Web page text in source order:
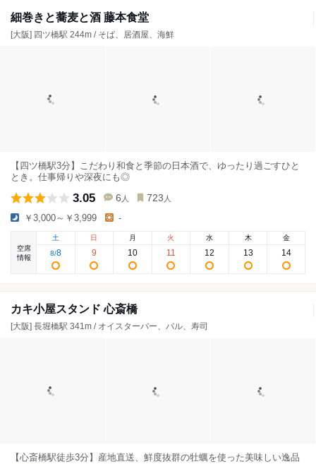
細巻きと蕎麦と酒 藤本食堂
[大阪] 四ツ橋駅 244m / そば、居酒屋、海鮮
【四ツ橋駅3分】こだわり和食と季節の日本酒で、ゆったり過ごすひと
とき。仕事帰りや深夜にも◎
3.05 6 人 723 人
￥3,000～￥3,999 -
空席
情報
土
8/8
日
9
月
10
火
11
水
12
木
13
金
14
カキ小屋スタンド 心斎橋
[大阪] 長堀橋駅 341m / オイスターバー、バル、寿司
【心斎橋駅徒歩3分】産地直送、鮮度抜群の牡蠣を使った美味しい逸品